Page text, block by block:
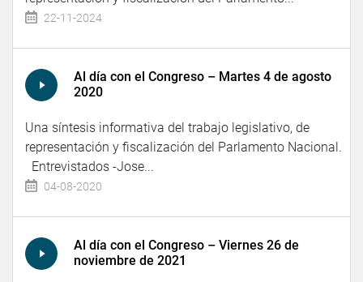
22-11-2024
Al día con el Congreso – Martes 4 de agosto
2020
Una síntesis informativa del trabajo legislativo, de
representación y fiscalización del Parlamento Nacional.
Entrevistados -Jose...
04-08-2020
Al día con el Congreso – Viernes 26 de
noviembre de 2021